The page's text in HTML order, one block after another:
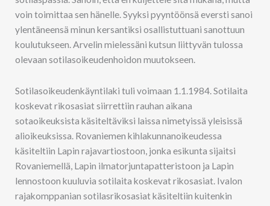
voin toimittaa sen hänelle. Syyksi pyyntöönsä eversti sanoi
ylentäneensä minun kersantiksi osallistuttuani sanottuun
koulutukseen. Arvelin mielessäni kutsun liittyvän tulossa
olevaan sotilasoikeudenhoidon muutokseen.
Sotilasoikeudenkäyntilaki tuli voimaan 1.1.1984. Sotilaita
koskevat rikosasiat siirrettiin rauhan aikana
sotaoikeuksista käsiteltäviksi laissa nimetyissä yleisissä
alioikeuksissa. Rovaniemen kihlakunnanoikeudessa
käsiteltiin Lapin rajavartiostoon, jonka esikunta sijaitsi
Rovaniemellä, Lapin ilmatorjuntapatteristoon ja Lapin
lennostoon kuuluvia sotilaita koskevat rikosasiat. Ivalon
rajakomppanian sotilasrikosasiat käsiteltiin kuitenkin